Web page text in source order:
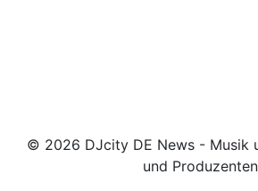
© 2026 DJcity DE News - Musik
und Produzenten